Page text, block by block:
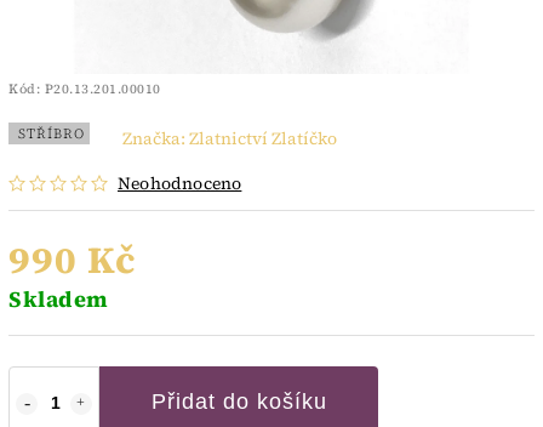
Kód: P20.13.201.00010
STŘÍBRO
Neohodnoceno
Značka: Zlatnictví Zlatíčko
990 Kč
Skladem
Přidat do košíku